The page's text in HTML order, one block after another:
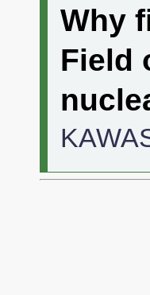
Why
Field